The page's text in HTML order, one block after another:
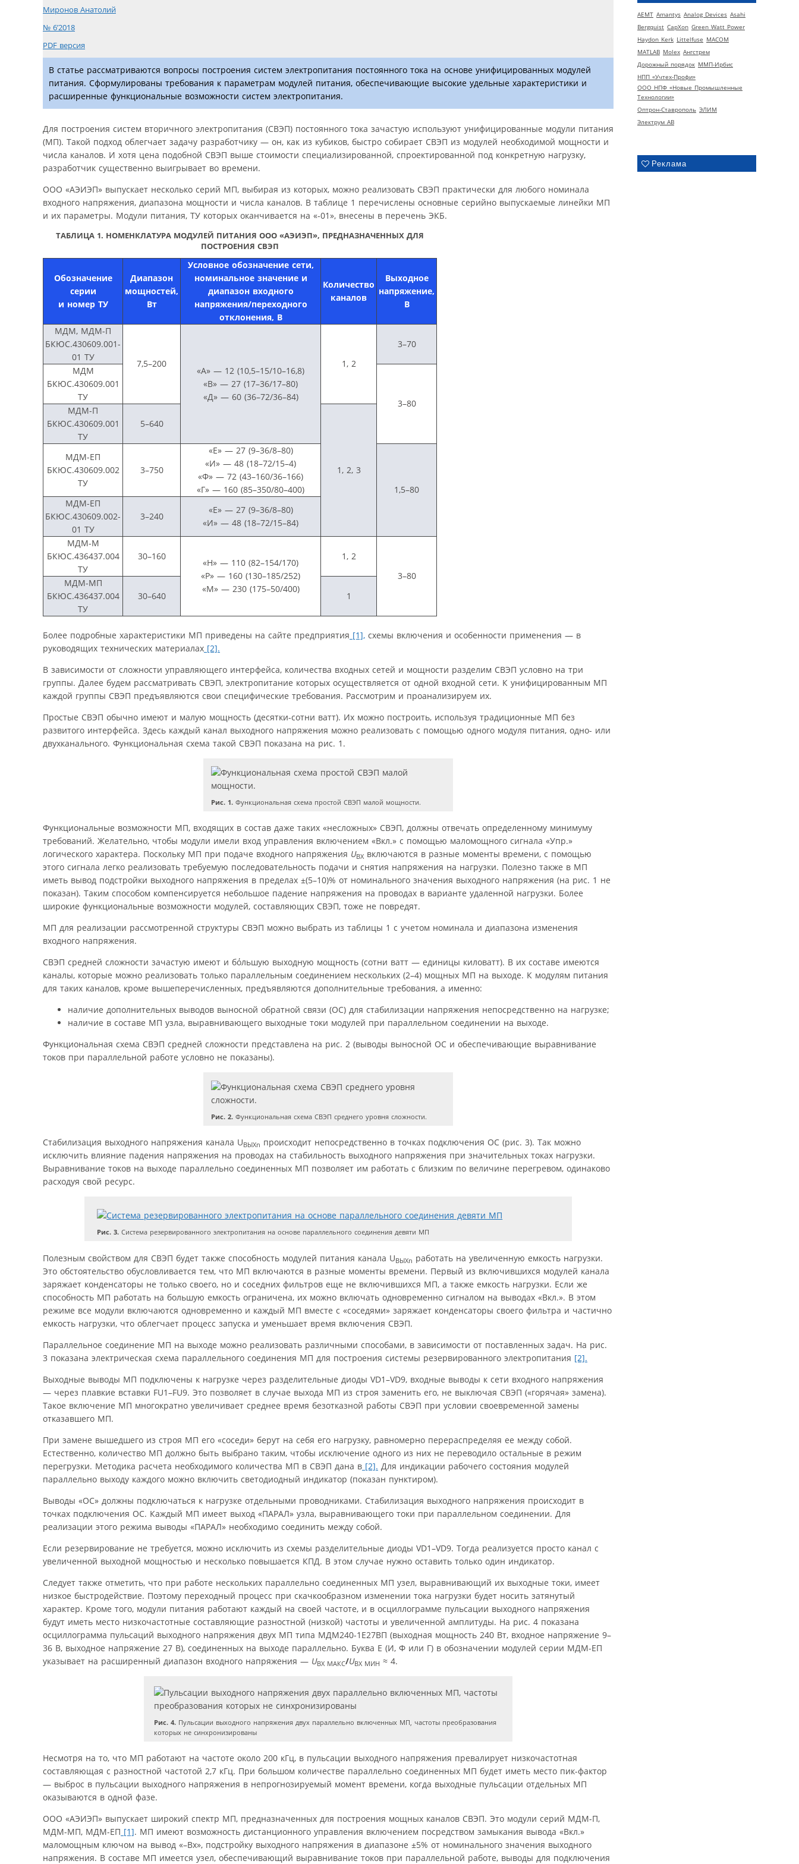
AEMT Amantys Analog Devices Asahi
Bergquist CapXon Green Watt Power
Haydon Kerk Littelfuse MACOM
MATLAB Molex Ангстрем
Дорожный порядок ММП-Ирбис
НПП «Учтех-Профи»
ООО НПФ «Новые Промышленные
Технологии»
Оптрон-Ставрополь ЭЛИМ
Электрум АВ
Реклама
Миронов Анатолий
№ 6’2018
PDF версия
В статье рассматриваются вопросы построения систем электропитания постоянного тока на основе унифицированных модулей
питания. Сформулированы требования к параметрам модулей питания, обеспечивающие высокие удельные характеристики и
расширенные функциональные возможности систем электропитания.
Для построения систем вторичного электро­питания (СВЭП) постоянного тока зачастую используют унифицированные модули питания
(МП). Такой подход облегчает задачу разработчику — он, как из кубиков, быстро собирает СВЭП из модулей необходимой мощности и
числа каналов. И хотя цена подобной СВЭП выше стоимости специализированной, спроектированной под конкретную нагрузку,
разработчик существенно выигрывает во времени.
ООО «АЭИЭП» выпускает несколько серий МП, выбирая из которых, можно реализовать СВЭП практически для любого номинала
входного напряжения, диапазона мощности и числа каналов. В таблице 1 перечислены основные серийно выпускаемые линейки МП
и их параметры. Модули питания, ТУ которых оканчивается на «-01», внесены в перечень ЭКБ.
ТАБЛИЦА 1. НОМЕНКЛАТУРА МОДУЛЕЙ ПИТАНИЯ ООО «АЭИЭП», ПРЕДНАЗНАЧЕННЫХ ДЛЯ
ПОСТРОЕНИЯ СВЭП
Обозначение
серии
и номер ТУ
Диапазон
мощностей,
Вт
Условное обозначение сети,
номинальное значение и
диапазон входного
напряжения/переходного
отклонения, В
Количество
каналов
Выходное
напряжение,
В
МДМ, МДМ-П
БКЮС.430609.001-
01 ТУ
7,5–200
«А» — 12 (10,5–15/10–16,8)
«В» — 27 (17–36/17–80)
«Д» — 60 (36–72/36–84)
1, 2
3–70
МДМ
БКЮС.430609.001
ТУ
3–80
МДМ-П
БКЮС.430609.001
ТУ
5–640
1, 2, 3
МДМ-ЕП
БКЮС.430609.002
ТУ
3–750
«Е» — 27 (9–36/8–80)
«И» — 48 (18–72/15–4)
«Ф» — 72 (43–160/36–166)
«Г» — 160 (85–350/80–400)
1,5–80
МДМ-ЕП
БКЮС.430609.002-
01 ТУ
3–240
«Е» — 27 (9–36/8–80)
«И» — 48 (18–72/15–84)
МДМ-М
БКЮС.436437.004
ТУ
30–160
«Н» — 110 (82–154/170)
«Р» — 160 (130–185/252)
«М» — 230 (175–50/400)
1, 2
3–80
МДМ-МП
БКЮС.436437.004
ТУ
30–640 1
Более подробные характеристики МП приведены на сайте предприятия [1], схемы включения и особенности применения — в
руководящих технических материалах [2].
В зависимости от сложности управляющего интерфейса, количества входных сетей и мощности разделим СВЭП условно на три
группы. Далее будем рассматривать СВЭП, электропитание которых осуществляется от одной входной сети. К унифицированным МП
каждой группы СВЭП предъявляются свои специфические требования. Рассмотрим и проанализируем их.
Простые СВЭП обычно имеют и малую мощность (десятки-сотни ватт). Их можно построить, используя традиционные МП без
развитого интерфейса. Здесь каждый канал выходного напряжения можно реализовать с помощью одного модуля питания, одно- или
двухканального. Функциональная схема такой СВЭП показана на рис. 1.
Рис. 1. Функциональная схема простой СВЭП малой мощности.
Функциональные возможности МП, входящих в состав даже таких «несложных» СВЭП, должны отвечать определенному минимуму
требований. Желательно, чтобы модули имели вход управления включением «Вкл.» с помощью маломощного сигнала «Упр.»
логического характера. Поскольку МП при подаче входного напряжения UВХ включаются в разные моменты времени, с помощью
этого сигнала легко реализовать требуемую последовательность подачи и снятия напряжения на нагрузки. Полезно также в МП
иметь вывод подстройки выходного напряжения в пределах ±(5–10)% от номинального значения выходного напряжения (на рис. 1 не
показан). Таким способом компенсируется небольшое падение напряжения на проводах в варианте удаленной нагрузки. Более
широкие функциональные возможности модулей, составляющих СВЭП, тоже не повредят.
МП для реализации рассмотренной структуры СВЭП можно выбрать из таблицы 1 с учетом номинала и диапазона изменения
входного напряжения.
СВЭП средней сложности зачастую имеют и бόльшую выходную мощность (сотни ватт — единицы киловатт). В их составе имеются
каналы, которые можно реализовать только параллельным соединением нескольких (2–4) мощных МП на выходе. К модулям питания
для таких каналов, кроме вышеперечисленных, предъявляются дополнительные требования, а именно:
наличие дополнительных выводов выносной обратной связи (ОС) для стабилизации напряжения непосредственно на нагрузке;
наличие в составе МП узла, выравнивающего выходные токи модулей при параллельном соединении на выходе.
Функциональная схема СВЭП средней сложности представлена на рис. 2 (выводы выносной ОС и обеспечивающие выравнивание
токов при параллельной работе условно не показаны).
Рис. 2. Функциональная схема СВЭП среднего уровня сложности.
Стабилизация выходного напряжения канала UВЫХn происходит непосредственно в точках подключения ОС (рис. 3). Так можно
исключить влияние падения напряжения на проводах на стабильность выходного напряжения при значительных токах нагрузки.
Выравнивание токов на выходе параллельно соединенных МП позволяет им работать с близким по величине перегревом, одинаково
расходуя свой ресурс.
Рис. 3. Система резервированного электропитания на основе параллельного соединения девяти МП
Полезным свойством для СВЭП будет также способность модулей питания канала UВЫХn работать на увеличенную емкость нагрузки.
Это обстоятельство обусловливается тем, что МП включаются в разные моменты времени. Первый из включившихся модулей канала
заряжает конденсаторы не только своего, но и соседних фильтров еще не включившихся МП, а также емкость нагрузки. Если же
способность МП работать на большую емкость ограничена, их можно включать одновременно сигналом на выводах «Вкл.». В этом
режиме все модули включаются одновременно и каждый МП вместе с «соседями» заряжает конденсаторы своего фильтра и частично
емкость нагрузки, что облегчает процесс запуска и уменьшает время включения СВЭП.
Параллельное соединение МП на выходе можно реализовать различными способами, в зависимости от поставленных задач. На рис.
3 показана электрическая схема параллельного соединения МП для построения системы резервированного электро­питания [2].
Выходные выводы МП подключены к нагрузке через разделительные диоды VD1–VD9, входные выводы к сети входного напряжения
— через плавкие вставки FU1–FU9. Это позволяет в случае выхода МП из строя заменить его, не выключая СВЭП («горячая» замена).
Такое включение МП многократно увеличивает среднее время безотказной работы СВЭП при условии своевременной замены
отказавшего МП.
При замене вышедшего из строя МП его «соседи» берут на себя его нагрузку, равномерно перераспределяя ее между собой.
Естественно, количество МП должно быть выбрано таким, чтобы исключение одного из них не переводило остальные в режим
перегрузки. Методика расчета необходимого количества МП в СВЭП дана в [2]. Для индикации рабочего состояния модулей
параллельно выходу каждого можно включить светодиодный индикатор (показан пунктиром).
Выводы «ОС» должны подключаться к нагрузке отдельными проводниками. Стабилизация выходного напряжения происходит в
точках подключения ОС. Каждый МП имеет выход «ПАРАЛ» узла, выравнивающего токи при параллельном соединении. Для
реализации этого режима выводы «ПАРАЛ» необходимо соединить между собой.
Если резервирование не требуется, можно исключить из схемы разделительные диоды VD1–VD9. Тогда реализуется просто канал с
увеличенной выходной мощностью и несколько повышается КПД. В этом случае нужно оставить только один индикатор.
Следует также отметить, что при работе нескольких параллельно соединенных МП узел, выравнивающий их выходные токи, имеет
низкое быстродействие. Поэтому переходный процесс при скачкообразном изменении тока нагрузки будет носить затянутый
характер. Кроме того, модули питания работают каждый на своей частоте, и в осциллограмме пульсации выходного напряжения
будут иметь место низкочастотные составляющие разностной (низкой) частоты и увеличенной амплитуды. На рис. 4 показана
осциллограмма пульсаций выходного напряжения двух МП типа МДМ240-1Е27ВП (выходная мощность 240 Вт, входное напряжение 9–
36 В, выходное напряжение 27 В), соединенных на выходе параллельно. Буква Е (И, Ф или Г) в обозначении модулей серии МДМ-ЕП
указывает на расширенный диапазон входного напряжения — UВХ МАКС/UВХ МИН ≈ 4.
Рис. 4. Пульсации выходного напряжения двух параллельно включенных МП, частоты преобразования
которых не синхронизированы
Несмотря на то, что МП работают на частоте около 200 кГц, в пульсации выходного напряжения превалирует низкочастотная
составляющая с разностной частотой 2,7 кГц. При большом количестве параллельно соединенных МП будет иметь место пик-фактор
— выброс в пульсации выходного напряжения в непрогнозируемый момент времени, когда выходные пульсации отдельных МП
оказываются в одной фазе.
ООО «АЭИЭП» выпускает широкий спектр МП, предназначенных для построения мощных каналов СВЭП. Это модули серий МДМ-П,
МДМ-МП, МДМ-ЕП [1]. МП имеют возможность дистанционного управления включением посредством замыкания вывода «Вкл.»
маломощным ключом на вывод «–Вх», подстройку выходного напряжения в диапазоне ±5% от номинального значения выходного
напряжения. В составе МП имеется узел, обеспечивающий выравнивание токов при параллельной работе, выводы для подключения